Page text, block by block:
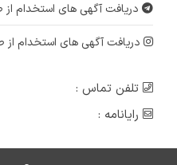
دریافت آگهی های استخدام از
دریافت آگهی های استخدام از
تلفن تماس :
رایانامه :